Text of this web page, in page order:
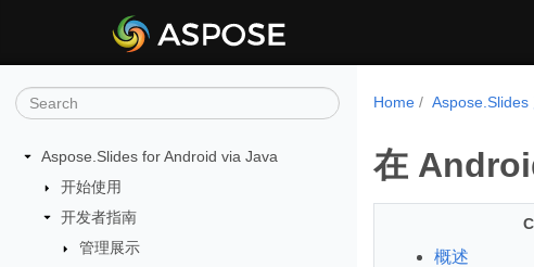
Aspose.Slides for Android via Java
开始使用
开发者指南
管理展示
Home Aspose.Slides
在
概述